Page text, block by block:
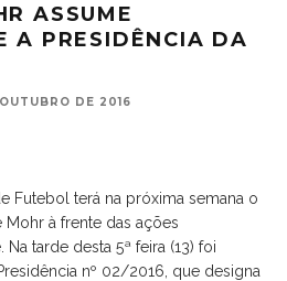
ASSUME
A PRESIDÊNCIA DA
DE 2016
Futebol terá na próxima semana o
à frente das ações
tarde desta 5ª feira (13) foi
nº 02/2016, que designa